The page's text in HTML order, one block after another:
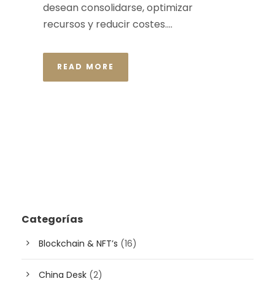
desean consolidarse, optimizar
recursos y reducir costes....
READ MORE
Categorías
Blockchain & NFT’s (16)
China Desk (2)